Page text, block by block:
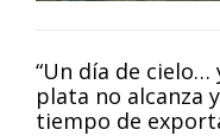
“Un día de cielo…
plata no alcanza
tiempo de